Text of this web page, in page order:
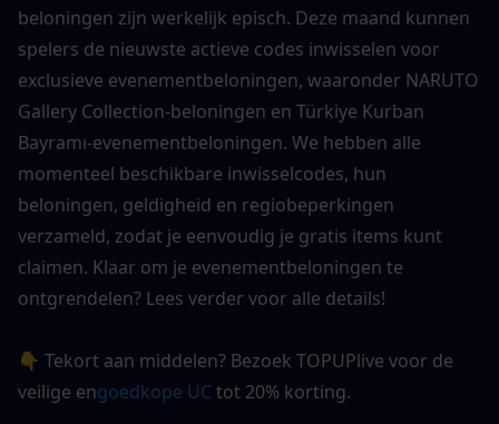
beloningen zijn werkelijk episch. Deze maand kunnen
spelers de nieuwste actieve codes inwisselen voor
exclusieve evenementbeloningen, waaronder NARUTO
Gallery Collection-beloningen en Türkiye Kurban
Bayramı-evenementbeloningen. We hebben alle
momenteel beschikbare inwisselcodes, hun
beloningen, geldigheid en regiobeperkingen
verzameld, zodat je eenvoudig je gratis items kunt
claimen. Klaar om je evenementbeloningen te
ontgrendelen? Lees verder voor alle details!
👇 Tekort aan middelen? Bezoek TOPUPlive voor de
veilige engoedkope UC tot 20% korting.